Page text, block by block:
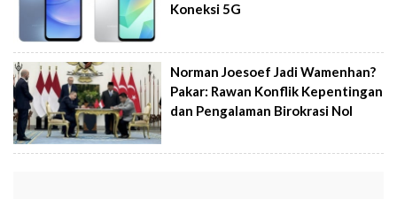
Koneksi 5G
Norman Joesoef Jadi Wamenhan?
Pakar: Rawan Konflik Kepentingan
dan Pengalaman Birokrasi Nol